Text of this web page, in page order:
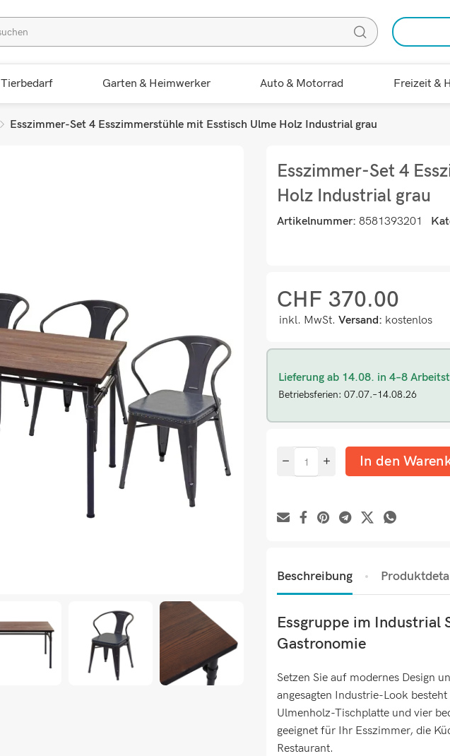
Tierbedarf Garten & Heimwerker Auto & Motorrad Freizeit &
Esszimmer-Set 4 Esszimmerstühle mit Esstisch Ulme Holz Industrial grau
Esszimmer-Set 4
Holz Industrial grau
Artikelnummer: 8581393201
CHF 370.00
inkl. MwSt. Versand: kostenlos
Lieferung ab 14.08. in 4–8
Betriebsferien: 07.07.–14.08.26
In den
Beschreibung
Essgruppe im Industrial
Gastronomie
Setzen Sie auf modernes Design
angesagten Industrie-Look
Ulmenholz-Tischplatte und vier
geeignet für Ihr Esszimmer, die
Restaurant.